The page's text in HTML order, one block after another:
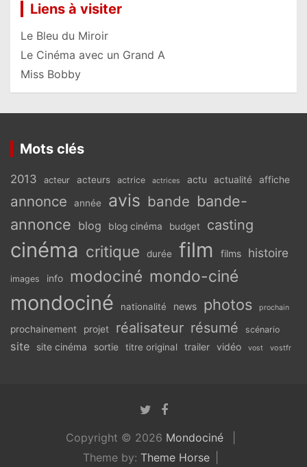
Liens à visiter
Le Bleu du Miroir
Le Cinéma avec un Grand A
Miss Bobby
Mots clés
2013 acteur acteurs actrice actrices actu actualité affiche
annonce année avis bande bande-
annonce blog blog cinéma budget casting
cinéma critique durée film films histoire
images info modociné mondo-ciné
mondociné nationalité news photos prochain
prochainement projet réalisateur résumé scénario
site site cinéma sortie titre original trailer vidéo vost vostfr
Copyright © 2026 Mondociné
Theme by: Theme Horse